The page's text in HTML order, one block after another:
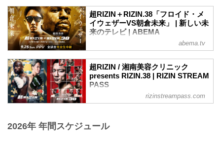
する場合がございます。予めご了承くだ
さい。
終了予定時間
20:00〜21:00頃
※試合内容、イベント進行によって終了
ご了承ください。
会場
さいたまスーパーアリーナ
試みに関しての発表がなされた。
会見第一部には榊原信行CEO、エンセン
井上氏、イーゲン井上氏、そしてBJ・ペ
ン氏が登壇した。
来年夏、ハワイ大会を開催！榊原「国際
的なイベントの準備に入る」
登壇した榊原CEOは現地ハワイのマスコ
ミに向け英語で自己紹介と挨拶をすると
「今回の会見で2つ、大きな発表がありま
す」と話し、1つ目の発表として、「本日
から、来年ハワイで行われるRIZINの国
超RIZIN＋RIZIN.38「フロイド・メ
イウェザーVS朝倉未来」 | 新しい未
来のテレビ | ABEMA
ボクシング世界5階級制覇のフロイド・メ
スーパーアリーナで開催さ… 出演者は、
フロイド・メイウェ…です。
abema.tv
超RIZIN / 湘南美容クリニック
presents RIZIN.38 | RIZIN STREAM
PASS
超RIZIN / 湘南美容クリニック presents
rizinstreampass.com
2026年 年間スケジュール